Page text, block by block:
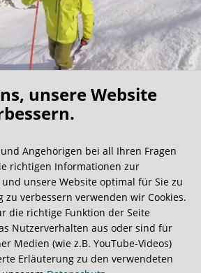
a ride!
viele tolle Gästebucheinträge,
sehr ungewöhnlich.
unsere Website
Angehörigen bei all Ihren Fragen
richtigen Informationen zur
unsere Website optimal für Sie zu
zu verbessern verwenden wir Cookies.
die richtige Funktion der Seite
Nutzerverhalten aus oder sind für
Medien (wie z.B. YouTube-Videos)
Erläuterung zu den verwendeten